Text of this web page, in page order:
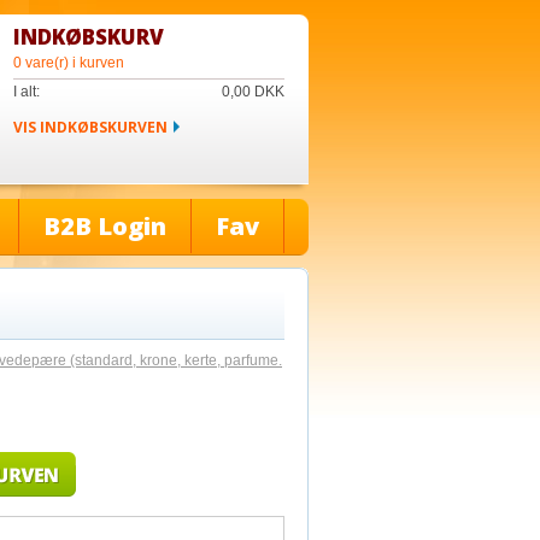
INDKØBSKURV
0 vare(r) i kurven
I alt:
0,00 DKK
VIS INDKØBSKURVEN
B2B Login Fav
(standard, krone, kerte, parfume.